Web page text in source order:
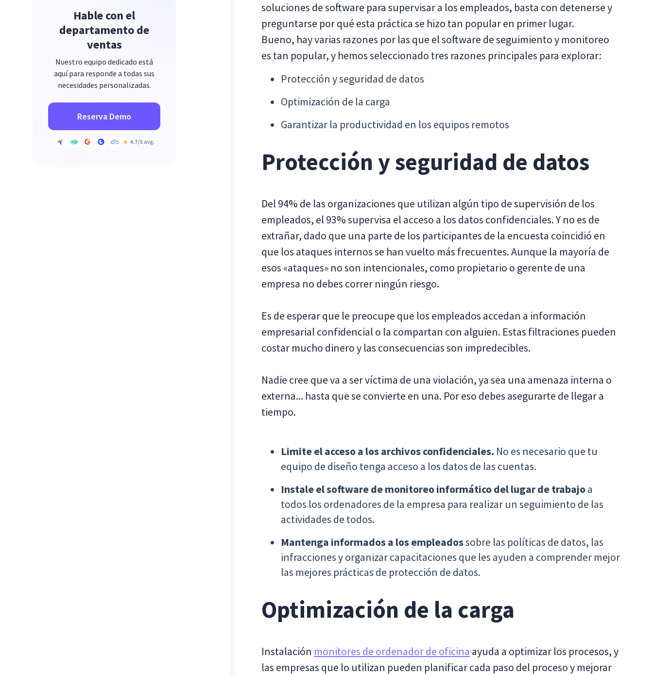
Hable con el
departamento de
ventas
Nuestro equipo dedicado está
aquí para responde a todas sus
necesidades personalizadas.
Reserva Demo
soluciones de software para supervisar a los empleados, basta con detenerse y
preguntarse por qué esta práctica se hizo tan popular en primer lugar.
Bueno, hay varias razones por las que el software de seguimiento y monitoreo
es tan popular, y hemos seleccionado tres razones principales para explorar:
Protección y seguridad de datos
Optimización de la carga
Garantizar la productividad en los equipos remotos
Protección y seguridad de datos
Del 94% de las organizaciones que utilizan algún tipo de supervisión de los
empleados, el 93% supervisa el acceso a los datos confidenciales. Y no es de
extrañar, dado que una parte de los participantes de la encuesta coincidió en
que los ataques internos se han vuelto más frecuentes. Aunque la mayoría de
esos «ataques» no son intencionales, como propietario o gerente de una
empresa no debes correr ningún riesgo.
Es de esperar que le preocupe que los empleados accedan a información
empresarial confidencial o la compartan con alguien. Estas filtraciones pueden
costar mucho dinero y las consecuencias son impredecibles.
Nadie cree que va a ser víctima de una violación, ya sea una amenaza interna o
externa... hasta que se convierte en una. Por eso debes asegurarte de llegar a
tiempo.
Limite el acceso a los archivos confidenciales. No es necesario que tu
equipo de diseño tenga acceso a los datos de las cuentas.
Instale el software de monitoreo informático del lugar de trabajoa
todos los ordenadores de la empresa para realizar un seguimiento de las
actividades de todos.
Mantenga informados a los empleadossobre las políticas de datos, las
infracciones y organizar capacitaciones que les ayuden a comprender mejor
las mejores prácticas de protección de datos.
Optimización de la carga
Instalación monitores de ordenador de oficina ayuda a optimizar los procesos, y
las empresas que lo utilizan pueden planificar cada paso del proceso y mejorar